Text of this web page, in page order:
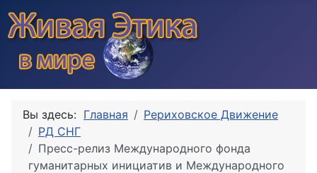
Вы здесь: Главная
Рериховское Движение
РД СНГ
Пресс-релиз Международного фонда
гуманитарных инициатив и Международного